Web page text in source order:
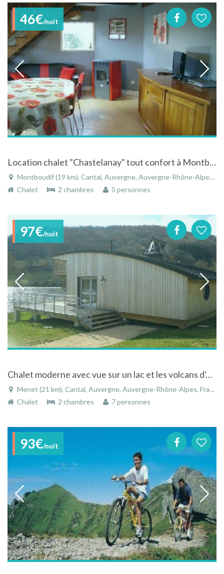
46€/nuit
Location chalet "Chastelanay" tout confort à Montboudif dans le Cantale - Auvergne
Montboudif (19 km), Cantal, Auvergne, Auvergne-Rhône-Alpes, France
Chalet
2 chambres 5 personnes
97€/nuit
Chalet moderne avec vue sur un lac et les volcans d'Auvergne
Menet (21 km), Cantal, Auvergne, Auvergne-Rhône-Alpes, France
Chalet
2 chambres 7 personnes
93€/nuit